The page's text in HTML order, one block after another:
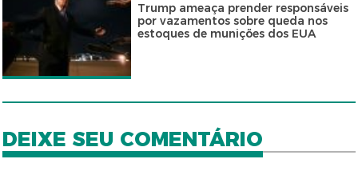
Trump ameaça prender responsáveis
por vazamentos sobre queda nos
estoques de munições dos EUA
DEIXE SEU COMENTÁRIO